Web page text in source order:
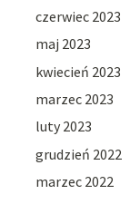
czerwiec 2023
maj 2023
kwiecień 2023
marzec 2023
luty 2023
grudzień 2022
marzec 2022